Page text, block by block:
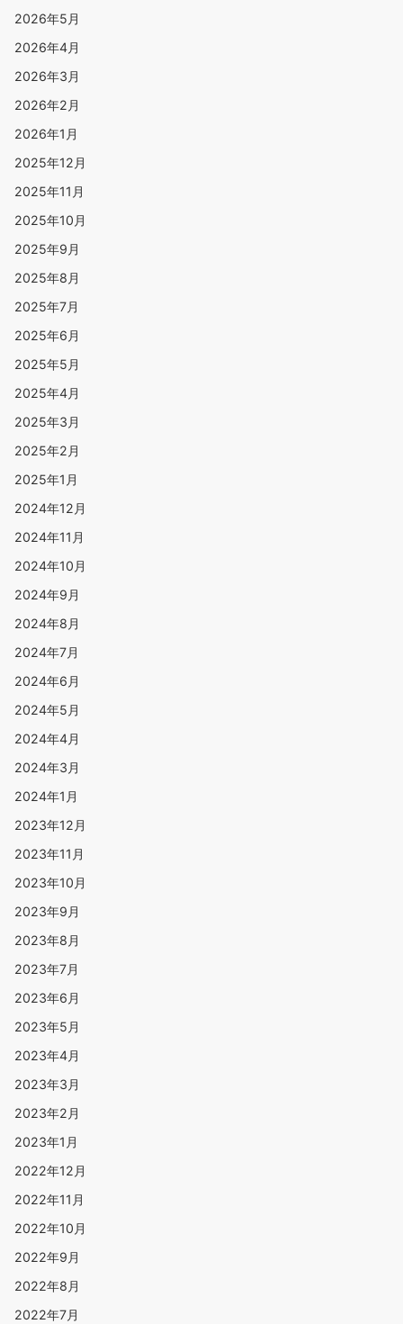
り
2026年5月
2026年4月
2026年3月
2026年2月
2026年1月
2025年12月
2025年11月
2025年10月
2025年9月
2025年8月
2025年7月
2025年6月
2025年5月
2025年4月
2025年3月
2025年2月
2025年1月
2024年12月
2024年11月
2024年10月
2024年9月
2024年8月
2024年7月
2024年6月
2024年5月
2024年4月
2024年3月
2024年1月
2023年12月
2023年11月
2023年10月
2023年9月
2023年8月
2023年7月
2023年6月
2023年5月
2023年4月
2023年3月
2023年2月
2023年1月
2022年12月
2022年11月
2022年10月
2022年9月
2022年8月
2022年7月